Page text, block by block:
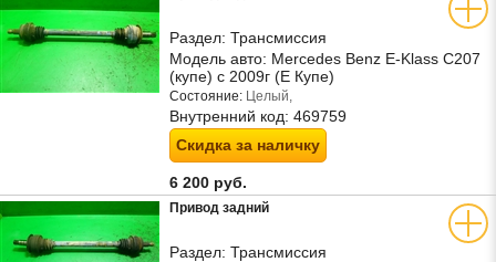
Раздел: Трансмиссия
Модель авто: Mercedes Benz E-Klass C207
(купе) с 2009г (Е Купе)
Состояние: Целый,
Внутренний код: 469759
Скидка за наличку
6 200 руб.
Привод задний
Раздел: Трансмиссия